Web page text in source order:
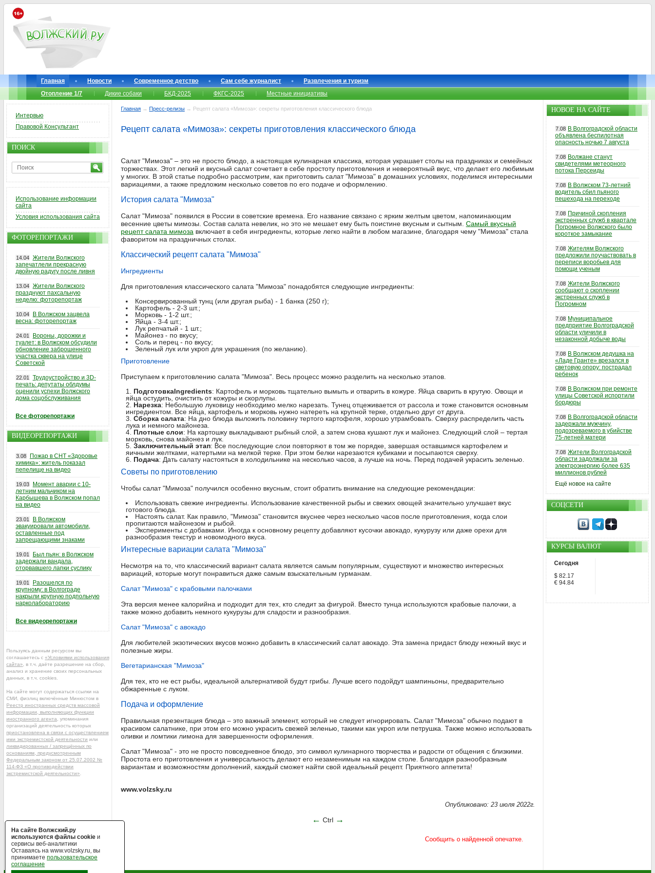
Главная Новости Современное детство Сам себе журналист
Развлечения и туризм
Отопление 1/7
Дикие собаки БКД-2025 ФКГС-2025 Местные инициативы
Главная → Пресс-релизы → Рецепт салата «Мимоза»: секреты приготовления классического блюда
Рецепт салата «Мимоза»: секреты приготовления классического блюда
Салат "Мимоза" – это не просто блюдо, а настоящая кулинарная классика, которая украшает столы на праздниках и семейных
торжествах. Этот легкий и вкусный салат сочетает в себе простоту приготовления и невероятный вкус, что делает его любимым
у многих. В этой статье подробно рассмотрим, как приготовить салат "Мимоза" в домашних условиях, поделимся интересными
вариациями, а также предложим несколько советов по его подаче и оформлению.
История салата "Мимоза"
Салат "Мимоза" появился в России в советские времена. Его название связано с ярким желтым цветом, напоминающим
весенние цветы мимозы. Состав салата невелик, но это не мешает ему быть поистине вкусным и сытным. Самый вкусный
рецепт салата мимоза включает в себя ингредиенты, которые легко найти в любом магазине, благодаря чему "Мимоза" стала
фаворитом на праздничных столах.
Классический рецепт салата "Мимоза"
Ингредиенты
Для приготовления классического салата "Мимоза" понадобятся следующие ингредиенты:
Консервированный тунц (или другая рыба) - 1 банка (250 г);
Картофель - 2-3 шт.;
Морковь - 1-2 шт.;
Яйца - 3-4 шт.;
Лук репчатый - 1 шт.;
Майонез - по вкусу;
Соль и перец - по вкусу;
Зеленый лук или укроп для украшения (по желанию).
Приготовление
Приступаем к приготовлению салата "Мимоза". Весь процесс можно разделить на несколько этапов.
ПодготовкаIngredients: Картофель и морковь тщательно вымыть и отварить в кожуре. Яйца сварить в крутую. Овощи и
яйца остудить, очистить от кожуры и скорлупы.
Нарезка: Небольшую луковицу необходимо мелко нарезать. Тунец отцеживается от рассола и тоже становится основным
ингредиентом. Все яйца, картофель и морковь нужно натереть на крупной терке, отдельно друг от друга.
Сборка салата: На дно блюда выложить половину тертого картофеля, хорошо утрамбовать. Сверху распределить часть
лука и немного майонеза.
Плотные слои: На картошку выкладывают рыбный слой, а затем снова кушают лук и майонез. Следующий слой – тертая
морковь, снова майонез и лук.
Заключительный этап: Все последующие слои повторяют в том же порядке, завершая оставшимся картофелем и
яичными желтками, натертыми на мелкой терке. При этом белки нарезаются кубиками и посыпаются сверху.
Подача: Дать салату настояться в холодильнике на несколько часов, а лучше на ночь. Перед подачей украсить зеленью.
Советы по приготовлению
Чтобы салат "Мимоза" получился особенно вкусным, стоит обратить внимание на следующие рекомендации:
Использовать свежие ингредиенты. Использование качественной рыбы и свежих овощей значительно улучшает вкус
готового блюда.
Настоять салат. Как правило, "Мимоза" становится вкуснее через несколько часов после приготовления, когда слои
пропитаются майонезом и рыбой.
Эксперименты с добавками. Иногда к основному рецепту добавляют кусочки авокадо, кукурузу или даже орехи для
разнообразия текстур и новомодного вкуса.
Интересные вариации салата "Мимоза"
Несмотря на то, что классический вариант салата является самым популярным, существуют и множество интересных
вариаций, которые могут понравиться даже самым взыскательным гурманам.
Салат "Мимоза" с крабовыми палочками
Эта версия менее калорийна и подходит для тех, кто следит за фигурой. Вместо тунца используются крабовые палочки, а
также можно добавить немного кукурузы для сладости и разнообразия.
Салат "Мимоза" с авокадо
Для любителей экзотических вкусов можно добавить в классический салат авокадо. Эта замена придаст блюду нежный вкус и
полезные жиры.
Вегетарианская "Мимоза"
Для тех, кто не ест рыбы, идеальной альтернативой будут грибы. Лучше всего подойдут шампиньоны, предварительно
обжаренные с луком.
Подача и оформление
Правильная презентация блюда – это важный элемент, который не следует игнорировать. Салат "Мимоза" обычно подают в
красивом салатнике, при этом его можно украсить свежей зеленью, такими как укроп или петрушка. Также можно использовать
оливки и ломтики лимона для завершенности оформления.
Салат "Мимоза" - это не просто повседневное блюдо, это символ кулинарного творчества и радости от общения с близкими.
Простота его приготовления и универсальность делают его незаменимым на каждом столе. Благодаря разнообразным
вариантам и возможностям дополнений, каждый сможет найти свой идеальный рецепт. Приятного аппетита!
www.volzsky.ru
Опубликовано: 23 июля 2022г.
← Ctrl →
Интервью
Правовой Консультант
ПОИСК
Использование информации
сайта
Условия использования сайта
ФОТОРЕПОРТАЖИ
14.04 Жители Волжского
запечатлели прекрасную
двойную радугу после ливня
13.04 Жители Волжского
празднуют пахсальную
неделю: фоторепортаж
10.04
В Волжском зацвела
весна: фоторепортаж
24.01
Вороны, дорожки и
туалет: в Волжском обсудили
обновление заброшенного
участка сквера на улице
Советской
22.01
Трудоустройство и 3D-
печать: депутаты облдумы
оценили успехи Волжского
дома соцобслуживания
Все фоторепортажи
ВИДЕОРЕПОРТАЖИ
3.08
Пожар в СНТ «Здоровье
химика»: житель показал
пепелище на видео
19.03
Момент аварии с 10-
летним мальчиком на
Карбышева в Волжском попал
на видео
23.01
В Волжском
эвакуировали автомобили,
оставленные под
запрещающими знаками
19.01
Был пьян: в Волжском
задержали вандала,
оторвавшего лапки суслику
19.01
Разошелся по
крупному: в Волгограде
накрыли крупную подпольную
нарколабораторию
Все видеорепортажи
Пользуясь данным ресурсом вы
соглашаетесь с «Условиями использования
сайта» , в т.ч. даёте разрешение на сбор,
анализ и хранение своих персональных
данных, в т.ч. cookies.
На сайте могут содержаться ссылки на
СМИ, физлиц включённые Минюстом в
Реестр иностранных средств массовой
информации, выполняющих функции
иностранного агента , упоминания
организаций деятельность которых
приостановлена в связи с осуществлением
ими экстремистской деятельности или
ликвидированных / запрещённых по
основаниям, предусмотренным
Федеральным законом от 25.07.2002 №
114-ФЗ «О противодействии
экстремистской деятельности»
НОВОЕ НА САЙТЕ
7.08 В Волгоградской области
объявлена беспилотная
опасность ночью 7 августа
7.08 Волжане станут
свидетелями метеорного
потока Персеиды
7.08 В Волжском 73-летний
водитель сбил пьяного
пешехода на переходе
7.08 Причиной скопления
экстренных служб в квартале
Погромное Волжского было
короткое замыкание
7.08 Жителям Волжского
предложили поучаствовать в
переписи воробьев для
помощи ученым
7.08 Жители Волжского
сообщают о скоплении
экстренных служб в
Погромном
7.08 Муниципальное
предприятие Волгоградской
области уличили в
незаконной добыче воды
7.08 В Волжском дедушка на
«Ладе Гранте» врезался в
световую опору: пострадал
ребенок
7.08 В Волжском при ремонте
улицы Советской испортили
бордюры
7.08 В Волгоградской области
задержали мужчину,
подозреваемого в убийстве
75-летней матери
7.08 Жители Волгоградской
области задолжали за
электроэнергию более 635
миллионов рублей
Ещё новое на сайте
СОЦСЕТИ
КУРСЫ ВАЛЮТ
Сегодня
$ 82.17
€ 94.84
На сайте Волжский.ру
используются файлы cookie и
сервисы веб-аналитики
Оставаясь на www.volzsky.ru, вы
принимаете пользовательское
соглашение